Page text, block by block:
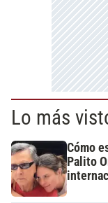
Lo más
Cómo
Palito